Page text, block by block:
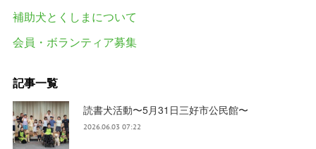
補助犬とくしまについて
会員・ボランティア募集
記事一覧
読書犬活動〜5月31日三好市公民館〜
2026.06.03 07:22